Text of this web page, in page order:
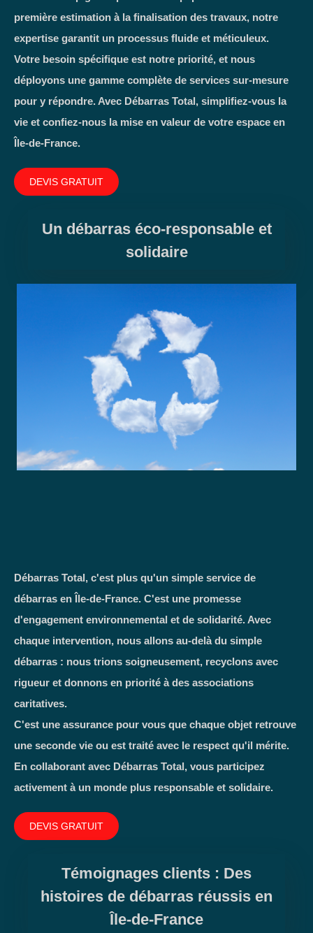
première estimation à la finalisation des travaux, notre
expertise garantit un processus fluide et méticuleux.
Votre besoin spécifique est notre priorité, et nous
déployons une gamme complète de services sur-mesure
pour y répondre. Avec Débarras Total, simplifiez-vous la
vie et confiez-nous la mise en valeur de votre espace en
Île-de-France.
DEVIS GRATUIT
Un débarras éco-responsable et
solidaire
Débarras Total, c'est plus qu'un simple service de
débarras en Île-de-France. C'est une promesse
d'engagement environnemental et de solidarité. Avec
chaque intervention, nous allons au-delà du simple
débarras : nous trions soigneusement, recyclons avec
rigueur et donnons en priorité à des associations
caritatives.
C'est une assurance pour vous que chaque objet retrouve
une seconde vie ou est traité avec le respect qu'il mérite.
En collaborant avec Débarras Total, vous participez
activement à un monde plus responsable et solidaire.
DEVIS GRATUIT
Témoignages clients : Des
histoires de débarras réussis en
Île-de-France